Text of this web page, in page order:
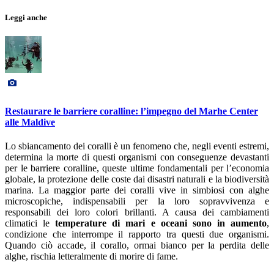
Leggi anche
Restaurare le barriere coralline: l’impegno del Marhe Center
alle Maldive
Lo sbiancamento dei coralli è un fenomeno che, negli eventi estremi,
determina la morte di questi organismi con conseguenze devastanti
per le barriere coralline, queste ultime fondamentali per l’economia
globale, la protezione delle coste dai disastri naturali e la biodiversità
marina. La maggior parte dei coralli vive in simbiosi con alghe
microscopiche, indispensabili per la loro sopravvivenza e
responsabili dei loro colori brillanti. A causa dei cambiamenti
climatici letemperature di mari e oceani sono in aumento,
condizione che interrompe il rapporto tra questi due organismi.
Quando ciò accade, il corallo, ormai bianco per la perdita delle
alghe, rischia letteralmente di morire di fame.